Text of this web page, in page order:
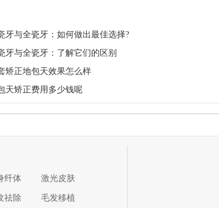
牙与全瓷牙：如何做出最佳选择?
牙与全瓷牙：了解它们的区别
矫正地包天效果怎么样
天矫正费用多少钱呢
纤体 激光皮肤
祛除 毛发移植